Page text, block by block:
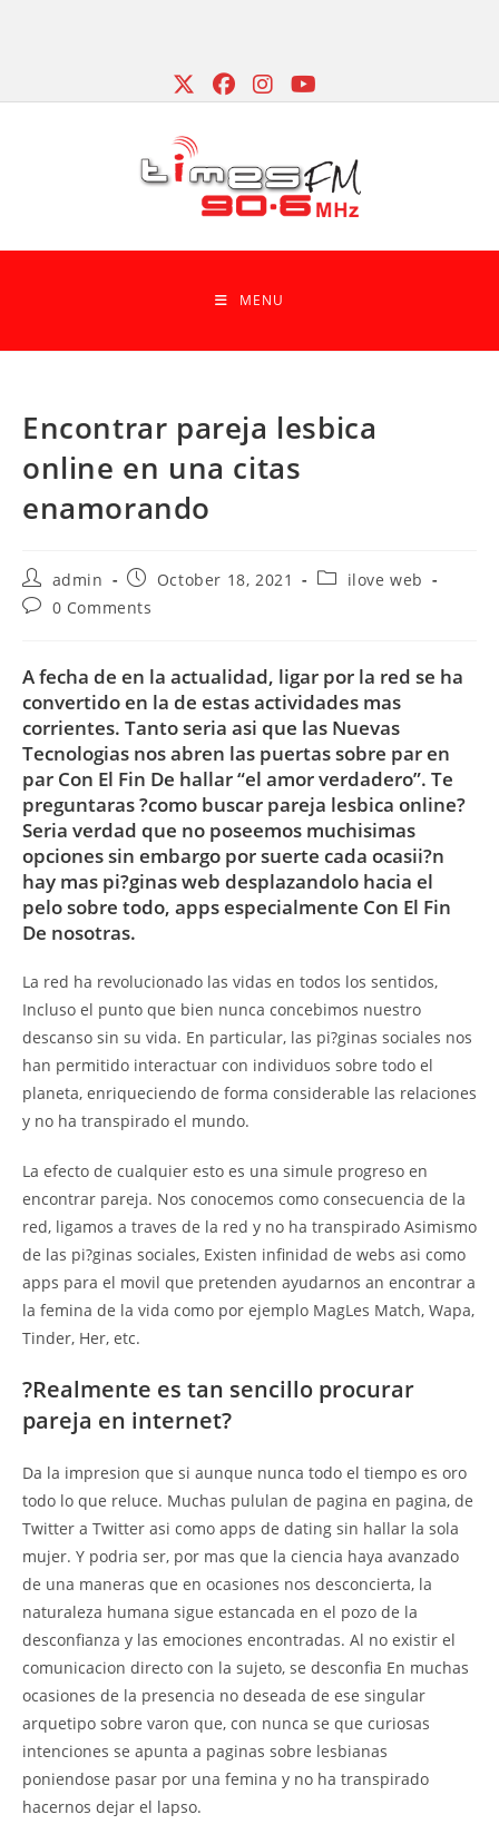
MENU
Encontrar pareja lesbica
online en una citas
enamorando
Post
author:
admin
Post
published:
October 18, 2021
Postilove web
Post0 Comments
A fecha de en la actualidad, ligar por la red se ha
convertido en la de estas actividades mas
corrientes. Tanto seri­a asi que las Nuevas
Tecnologias nos abren las puertas sobre par en
par Con El Fin De hallar “el amor verdadero”. Te
preguntaras ?como buscar pareja lesbica online?
Seri­a verdad que no poseemos muchisimas
opciones sin embargo por suerte cada ocasii?n
hay mas pi?ginas web desplazandolo hacia el
pelo sobre todo, apps especialmente Con El Fin
De nosotras.
La red ha revolucionado las vidas en todos los sentidos,
Incluso el punto que bien nunca concebimos nuestro
descanso sin su vida. En particular, las pi?ginas sociales nos
han permitido interactuar con individuos sobre todo el
planeta, enriqueciendo de forma considerable las relaciones
y no ha transpirado el mundo.
La efecto de cualquier esto es una simule progreso en
encontrar pareja. Nos conocemos como consecuencia de la
red, ligamos a traves de la red y no ha transpirado Asimismo
de las pi?ginas sociales, Existen infinidad de webs asi­ como
apps para el movil que pretenden ayudarnos an encontrar a
la femina de la vida como por ejemplo MagLes Match, Wapa,
Tinder, Her, etc.
?Realmente es tan sencillo procurar
pareja en internet?
Da la impresion que si aunque nunca todo el tiempo es oro
todo lo que reluce. Muchas pululan de pagina en pagina, de
Twitter a Twitter asi­ como apps de dating sin hallar la sola
mujer. Y podri­a ser, por mas que la ciencia haya avanzado
de una maneras que en ocasiones nos desconcierta, la
naturaleza humana sigue estancada en el pozo de la
desconfianza y las emociones encontradas. Al no existir el
comunicacion directo con la sujeto, se desconfia En muchas
ocasiones de la presencia no deseada de ese singular
arquetipo sobre varon que, con nunca se que curiosas
intenciones se apunta a paginas sobre lesbianas
poniendose pasar por una femina y no ha transpirado
hacernos dejar el lapso.